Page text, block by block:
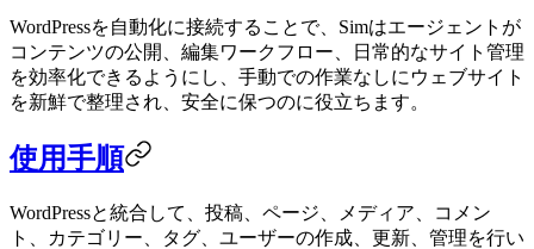
WordPressを自動化に接続することで、Simはエージェントが
コンテンツの公開、編集ワークフロー、日常的なサイト管理
を効率化できるようにし、手動での作業なしにウェブサイト
を新鮮で整理され、安全に保つのに役立ちます。
使用手順
WordPressと統合して、投稿、ページ、メディア、コメン
ト、カテゴリー、タグ、ユーザーの作成、更新、管理を行い